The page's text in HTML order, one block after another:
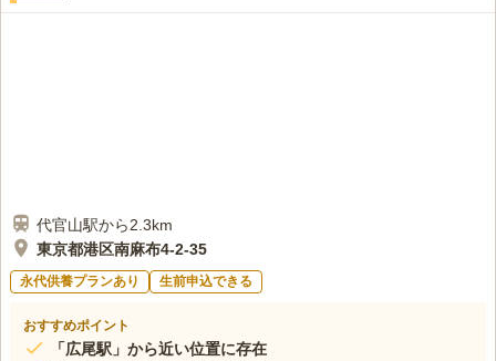
代官山駅から2.3km
東京都港区南麻布4-2-35
永代供養プランあり 生前申込できる
おすすめポイント
「広尾駅」から近い位置に存在